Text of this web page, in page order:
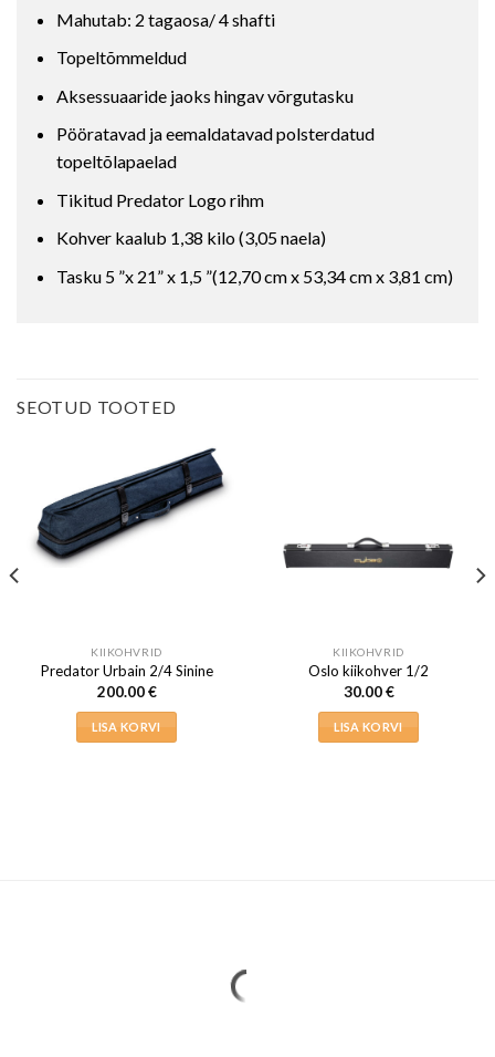
Mahutab: 2 tagaosa/ 4 shafti
Topeltõmmeldud
Aksessuaaride jaoks hingav võrgutasku
Pööratavad ja eemaldatavad polsterdatud
topeltõlapaelad
Tikitud Predator Logo rihm
Kohver kaalub 1,38 kilo (3,05 naela)
Tasku 5 ”x 21” x 1,5 ”(12,70 cm x 53,34 cm x 3,81 cm)
SEOTUD TOOTED
KIIKOHVRID
Predator Urbain 2/4 Sinine
200.00€
LISA KORVI
KIIKOHVRID
Oslo kiikohver 1/2
30.00€
LISA KORVI